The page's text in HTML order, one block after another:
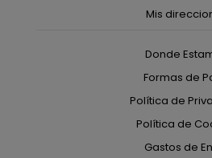
Mis
Donde
Formas de
Política de
Política de
Gastos de